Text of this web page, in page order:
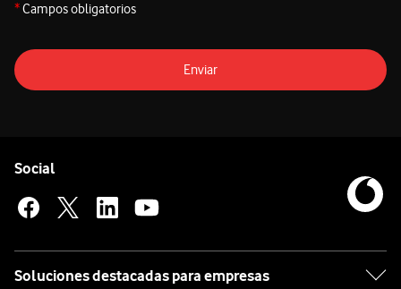
*Campos obligatorios
Enviar
Social
Soluciones destacadas para empresas